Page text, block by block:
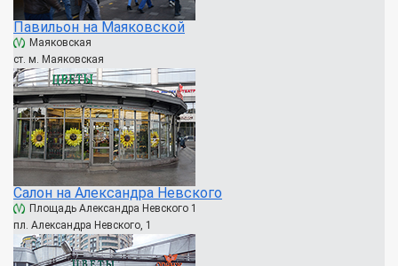
Павильон на Маяковской
Маяковская
ст. м. Маяковская
Салон на Александра Невского
Площадь Александра Невского 1
пл. Александра Невского, 1